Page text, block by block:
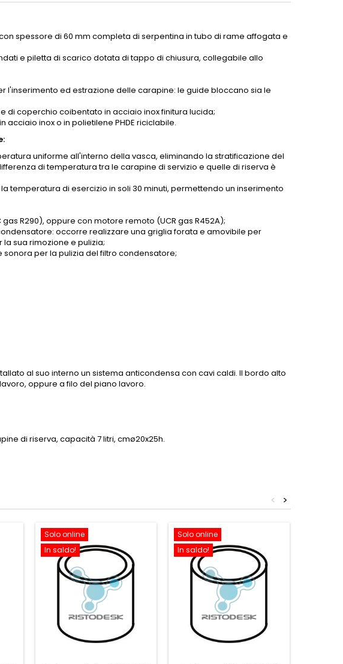
spessore di 60 mm completa di serpentina in tubo di rame affogata e
e piletta di scarico dotata di tappo di chiusura, collegabile allo
l'inserimento ed estrazione delle carapine: le guide bloccano sia le
di coperchio coibentato in acciaio inox finitura lucida;
inox o in polietilene PHDE riciclabile.
uniforme all'interno della vasca, eliminando la stratificazione del
di temperatura tra le carapine di servizio e quelle di riserva è
temperatura di esercizio in soli 30 minuti, permettendo un inserimento
R290), oppure con motore remoto (UCR gas R452A);
occorre realizzare una griglia forata e amovibile per
sua rimozione e pulizia;
per la pulizia del filtro condensatore;
al suo interno un sistema anticondensa con cavi caldi. Il bordo alto
oppure a filo del piano lavoro.
di riserva, capacità 7 litri, cmø20x25h.
>
<
Solo online
In saldo!
Solo online
In saldo!